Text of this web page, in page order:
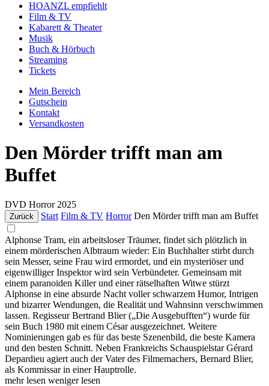
HOANZL empfiehlt
Film & TV
Kabarett & Theater
Musik
Buch & Hörbuch
Streaming
Tickets
Mein Bereich
Gutschein
Kontakt
Versandkosten
Den Mörder trifft man am
Buffet
DVD Horror 2025
Zurück Start Film & TV Horror Den Mörder trifft man am Buffet
Alphonse Tram, ein arbeitsloser Träumer, findet sich plötzlich in
einem mörderischen Albtraum wieder: Ein Buchhalter stirbt durch
sein Messer, seine Frau wird ermordet, und ein mysteriöser und
eigenwilliger Inspektor wird sein Verbündeter. Gemeinsam mit
einem paranoiden Killer und einer rätselhaften Witwe stürzt
Alphonse in eine absurde Nacht voller schwarzem Humor, Intrigen
und bizarrer Wendungen, die Realität und Wahnsinn verschwimmen
lassen. Regisseur Bertrand Blier („Die Ausgebufften“) wurde für
sein Buch 1980 mit einem César ausgezeichnet. Weitere
Nominierungen gab es für das beste Szenenbild, die beste Kamera
und den besten Schnitt. Neben Frankreichs Schauspielstar Gérard
Depardieu agiert auch der Vater des Filmemachers, Bernard Blier,
als Kommissar in einer Hauptrolle.
mehr lesen weniger lesen